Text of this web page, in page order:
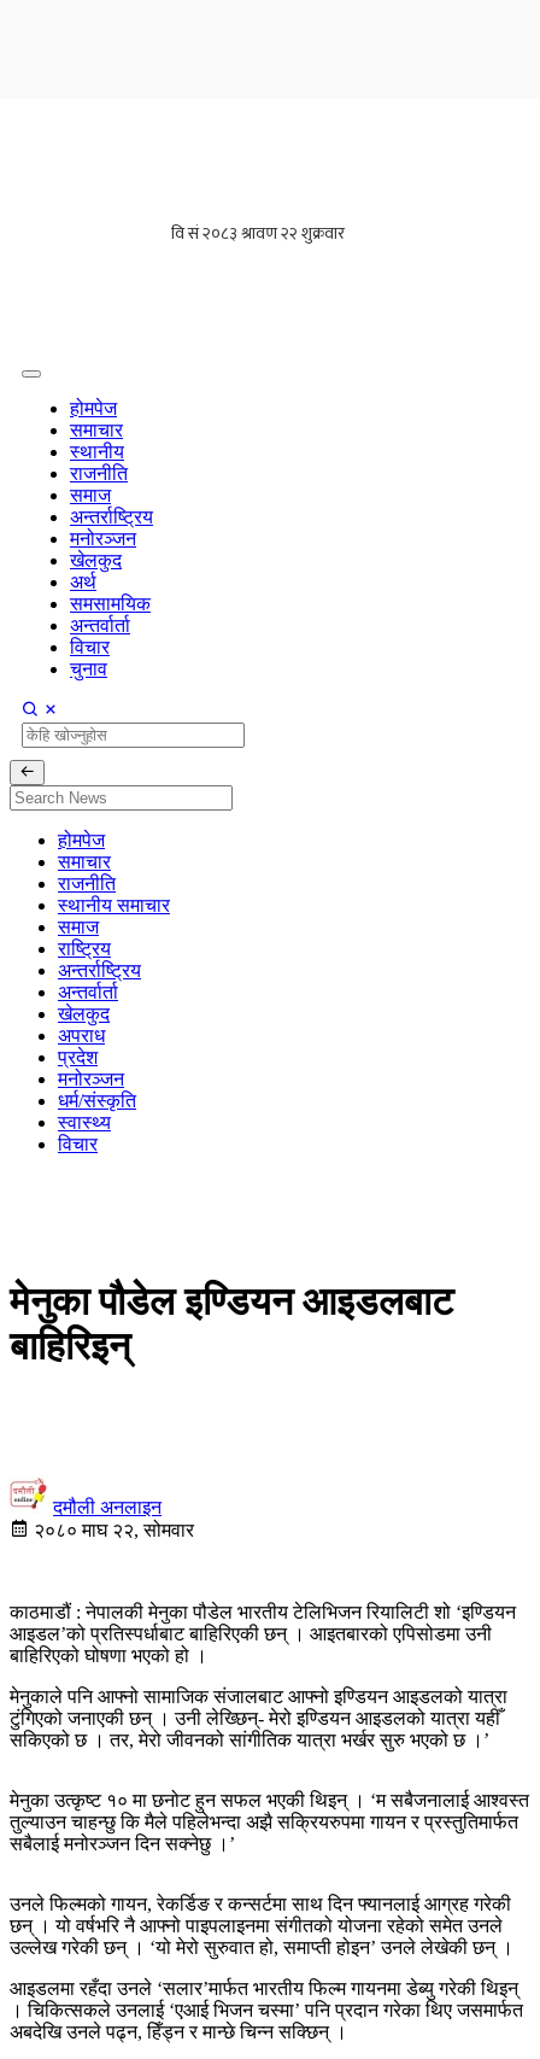
होमपेज
समाचार
स्थानीय
राजनीति
समाज
अन्तर्राष्ट्रिय
मनोरञ्जन
खेलकुद
अर्थ
समसामयिक
अन्तर्वार्ता
विचार
चुनाव
होमपेज
समाचार
राजनीति
स्थानीय समाचार
समाज
राष्ट्रिय
अन्तर्राष्ट्रिय
अन्तर्वार्ता
खेलकुद
अपराध
प्रदेश
मनोरञ्जन
धर्म/संस्कृति
स्वास्थ्य
विचार
मेनुका पौडेल इण्डियन आइडलबाट
बाहिरिइन्
दमौली अनलाइन
२०८० माघ २२, सोमवार
काठमाडौं : नेपालकी मेनुका पौडेल भारतीय टेलिभिजन रियालिटी शो ‘इण्डियन
आइडल’को प्रतिस्पर्धाबाट बाहिरिएकी छन् । आइतबारको एपिसोडमा उनी
बाहिरिएको घोषणा भएको हो ।
मेनुकाले पनि आफ्नो सामाजिक संजालबाट आफ्नो इण्डियन आइडलको यात्रा
टुंगिएको जनाएकी छन् । उनी लेख्छिन्- मेरो इण्डियन आइडलको यात्रा यहीँ
सकिएको छ । तर, मेरो जीवनको सांगीतिक यात्रा भर्खर सुरु भएको छ ।’
मेनुका उत्कृष्ट १० मा छनोट हुन सफल भएकी थिइन् । ‘म सबैजनालाई आश्वस्त
तुल्याउन चाहन्छु कि मैले पहिलेभन्दा अझै सक्रियरुपमा गायन र प्रस्तुतिमार्फत
सबैलाई मनोरञ्जन दिन सक्नेछु ।’
उनले फिल्मको गायन, रेकर्डिङ र कन्सर्टमा साथ दिन फ्यानलाई आग्रह गरेकी
छन् । यो वर्षभरि नै आफ्नो पाइपलाइनमा संगीतको योजना रहेको समेत उनले
उल्लेख गरेकी छन् । ‘यो मेरो सुरुवात हो, समाप्ती होइन’ उनले लेखेकी छन् ।
आइडलमा रहँदा उनले ‘सलार’मार्फत भारतीय फिल्म गायनमा डेब्यु गरेकी थिइन्
। चिकित्सकले उनलाई ‘एआई भिजन चस्मा’ पनि प्रदान गरेका थिए जसमार्फत
अबदेखि उनले पढ्न, हिँड्न र मान्छे चिन्न सक्छिन् ।